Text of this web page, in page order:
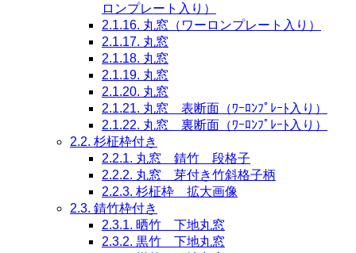
ロンプレート入り）
2.1.16. 丸窓（ワーロンプレート入り）
2.1.17. 丸窓
2.1.18. 丸窓
2.1.19. 丸窓
2.1.20. 丸窓
2.1.21. 丸窓 表断面（ﾜｰﾛﾝﾌﾟﾚｰﾄ入り）
2.1.22. 丸窓 裏断面（ﾜｰﾛﾝﾌﾟﾚｰﾄ入り）
2.2. 杉柾枠付き
2.2.1. 丸窓 錆竹 段格子
2.2.2. 丸窓 芽付き竹斜格子柄
2.2.3. 杉柾枠 拡大画像
2.3. 錆竹枠付き
2.3.1. 晒竹 下地丸窓
2.3.2. 黒竹 下地丸窓